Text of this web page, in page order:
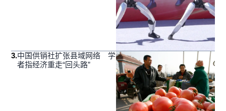
3.中国供销社扩张县域网络 学
者指经济重走“回头路”